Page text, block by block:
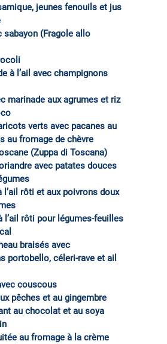
jeunes fenouils et jus
sabayon (Fragole allo
à l’ail avec champignons
marinade aux agrumes et riz
verts avec pacanes au
au fromage de chèvre
(Zuppa di Toscana)
avec patates douces
l’ail rôti et aux poivrons doux
l’ail rôti pour légumes-feuilles
braisés avec
portobello, céleri-rave et ail
couscous
pêches et au gingembre
au chocolat et au soya
au fromage à la crème